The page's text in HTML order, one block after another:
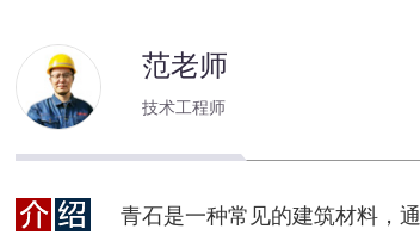
范老师
技术工程师
青石是一种常见的建筑材料，